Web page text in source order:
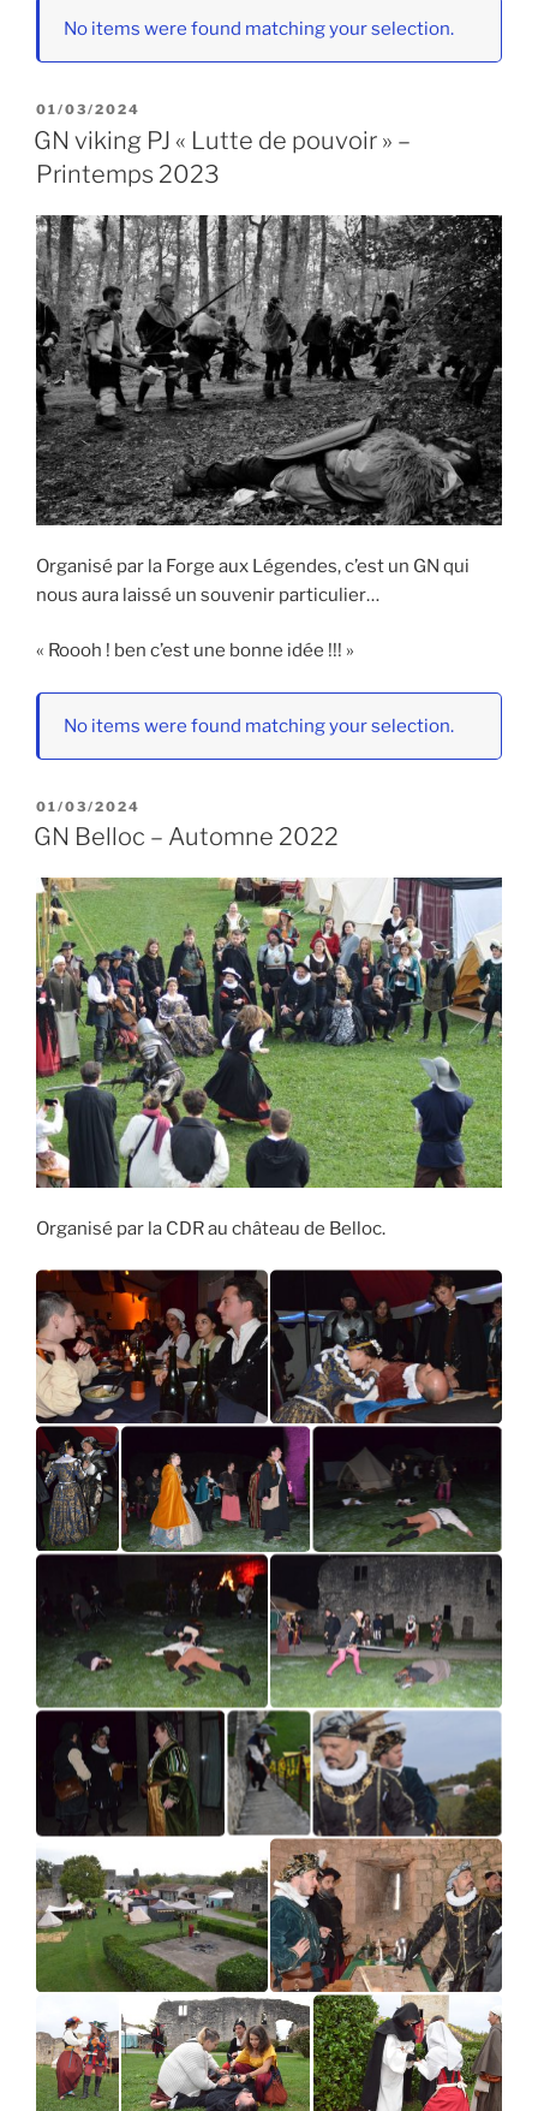
No items were found matching your selection.
PUBLIÉ
LE
01/03/2024
GN viking PJ « Lutte de pouvoir » –
Printemps 2023
Organisé par la Forge aux Légendes, c’est un GN qui
nous aura laissé un souvenir particulier…
« Roooh ! ben c’est une bonne idée !!! »
No items were found matching your selection.
PUBLIÉ
LE
01/03/2024
GN Belloc – Automne 2022
Organisé par la CDR au château de Belloc.